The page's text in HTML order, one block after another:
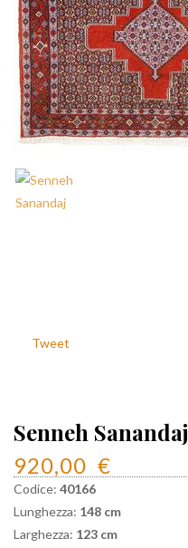
Tweet
Senneh Sanandaj
920,00 €
Codice: 40166
Lunghezza: 148 cm
Larghezza: 123 cm